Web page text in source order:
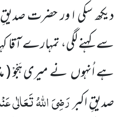
دیکھ سکی ا ور حضرت صدیقِ
سے کہنے لگی، تمہارے آقا
ہے اُنہوںنے میری ہَجْوْ(
صدیقِ اکبررَضِیَ اللّٰہُتَعَالٰی